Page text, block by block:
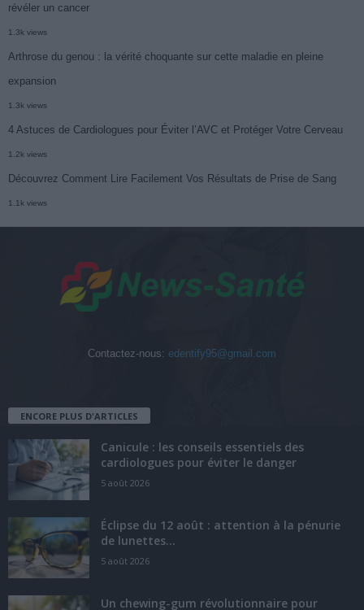
révéler un cancer
1.3k views
Arthrose du genou : la vérité choquante sur cette maladie en pleine
expansion
1.3k views
4 Astuces de Cardiologues pour Éviter l’AVC et Protéger Votre Cerveau
1.2k views
Découvrez Comment Lire Facilement Vos Résultats de Prise de Sang
1.1k views
Contactez-nous: edentify95@gmail.com
ENCORE PLUS D'ARTICLES
Canicule : les conseils essentiels des
cardiologues pour éviter le danger
5 août 2026
Éclipse du 12 août : attention à la pénurie
de lunettes...
5 août 2026
Un chewing-gum révolutionnaire pour